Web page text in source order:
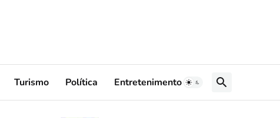
Turismo Política Entretenimento